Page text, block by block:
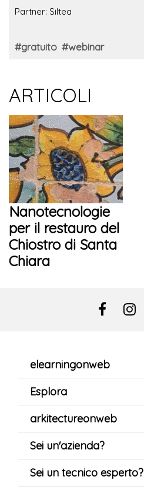
Partner: Siltea
#gratuito #webinar
ARTICOLI
Nanotecnologie
per il restauro del
Chiostro di Santa
Chiara
elearningonweb
Esplora
arkitectureonweb
Sei un'azienda?
Sei un tecnico esperto?